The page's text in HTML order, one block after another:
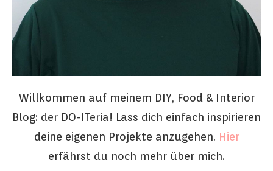
Willkommen auf meinem DIY, Food & Interior
Blog: der DO-ITeria! Lass dich einfach inspirieren
deine eigenen Projekte anzugehen. Hier
erfährst du noch mehr über mich.